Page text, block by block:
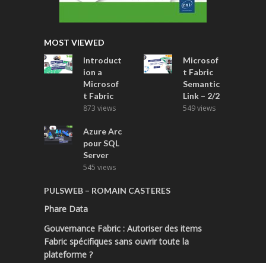
MOST VIEWED
Introduct
ion a
Microsof
t Fabric
873 views
Microsof
t Fabric
Semantic
Link – 2/2
549 views
Azure Arc
pour SQL
Server
545 views
PULSWEB – ROMAIN CASTERES
Phare Data
Gouvernance Fabric : Autoriser des items
Fabric spécifiques sans ouvrir toute la
plateforme ?